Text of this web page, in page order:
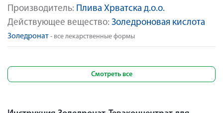
Производитель: Плива Хрватска д.о.о.
Действующее вещество: Золедроновая кислота
Золедронат - все лекарственные формы
Смотреть все